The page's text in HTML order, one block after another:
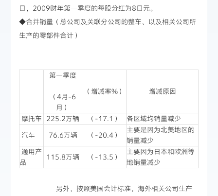
日，2009财年第一季度的每股分红为8日元。
◆合并销量（总公司及关联分公司的整车、以及相关公司所
生产的零部件合计）
第一季度
（4月-6
月）
（増减率%） 增减原因
摩托车 225.2万辆 （-17.1）
各区域均销量减少
汽车
76.6万辆 （-20.4）
主要是因为北美地区的
销量减少
通用产
品
115.8万辆 （-13.5）
主要因为日本和欧洲等
地销量减少
另外，按照美国会计标准，海外相关公司生产